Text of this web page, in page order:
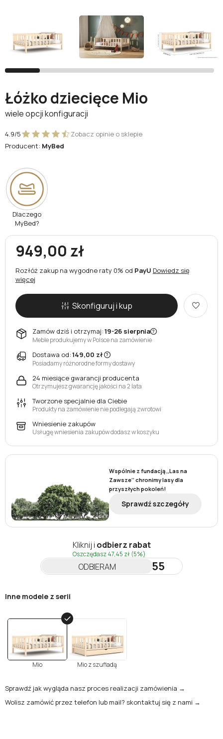
Google
Nie masz jeszcze konta?
Zarejestruj się
Łóżko dziecięce Mio
wiele opcji konfiguracji
4.9/5
Zobacz opinie o sklepie
Producent: MyBed
Dlaczego
MyBed?
949,00 zł
Rozłóż zakup na wygodne raty 0% od PayU Dowiedz się
więcej
Skonfiguruj i kup
Zamów dziś i otrzymaj:19-26 sierpnia
Meble produkujemy w Polsce na zamówienie
Dostawa od:149,00 zł
Posiadamy różnorodne formy dostawy
24 miesiące gwarancji producenta
Otrzymujesz gwarancję jakości na 2 lata
Tworzone specjalnie dla Ciebie
Produkty na zamówienie nie podlegają zwrotowi
Wniesienie zakupów
Usługę wniesienia zakupów dodasz w koszyku
Wspólnie z fundacją ,,Las na
Zawsze’’ chronimy lasy dla
przyszłych pokoleń!
Sprawdź szczegóły
Kliknij i odbierz rabat
Oszczędasz47,45 zł (5%)
ODBIERAM
NEWSLETTER55
Inne modele z serii
Mio Mio z szufladą
Sprawdź jak wygląda nasz proces realizacji zamówienia →
Wolisz zamówić przez telefon lub mail? skontaktuj się z nami →